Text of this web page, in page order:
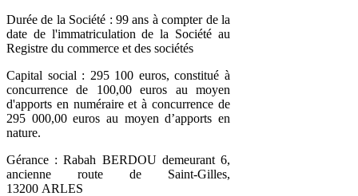
Durée de la Société : 99 ans à compter de la
date de l'immatriculation de la Société au
Registre du commerce et des sociétés
Capital social : 295 100 euros, constitué à
concurrence de 100,00 euros au moyen
d'apports en numéraire et à concurrence de
295 000,00 euros au moyen d’apports en
nature.
Gérance : Rabah BERDOU demeurant 6,
ancienne route de Saint-Gilles,
13200 ARLES